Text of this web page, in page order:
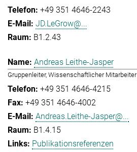
+49 351 4646-2243
JD.LeGrow@...
B1.2.43
Andreas Leithe-Jasper
Gruppenleiter, Wissenschaftlicher Mitarbeiter
+49 351 4646-4215
+49 351 4646-4002
Andreas.Leithe-Jasper@...
B1.4.15
Publikationsreferenzen